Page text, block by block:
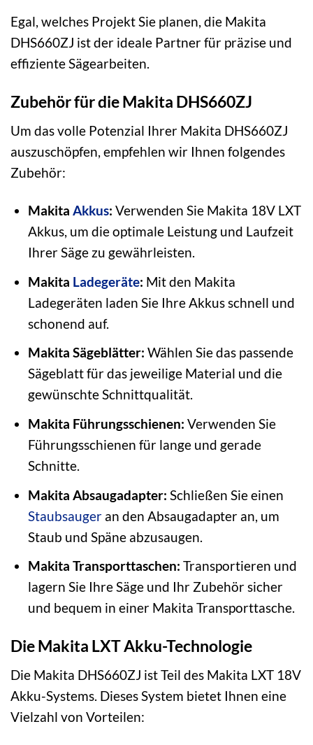
Egal, welches Projekt Sie planen, die Makita
DHS660ZJ ist der ideale Partner für präzise und
effiziente Sägearbeiten.
Zubehör für die Makita DHS660ZJ
Um das volle Potenzial Ihrer Makita DHS660ZJ
auszuschöpfen, empfehlen wir Ihnen folgendes
Zubehör:
Makita Akkus: Verwenden Sie Makita 18V LXT
Akkus, um die optimale Leistung und Laufzeit
Ihrer Säge zu gewährleisten.
Makita Ladegeräte: Mit den Makita
Ladegeräten laden Sie Ihre Akkus schnell und
schonend auf.
Makita Sägeblätter: Wählen Sie das passende
Sägeblatt für das jeweilige Material und die
gewünschte Schnittqualität.
Makita Führungsschienen: Verwenden Sie
Führungsschienen für lange und gerade
Schnitte.
Makita Absaugadapter: Schließen Sie einen
Staubsaugeran den Absaugadapter an, um
Staub und Späne abzusaugen.
Makita Transporttaschen: Transportieren und
lagern Sie Ihre Säge und Ihr Zubehör sicher
und bequem in einer Makita Transporttasche.
Die Makita LXT Akku-Technologie
Die Makita DHS660ZJ ist Teil des Makita LXT 18V
Akku-Systems. Dieses System bietet Ihnen eine
Vielzahl von Vorteilen: